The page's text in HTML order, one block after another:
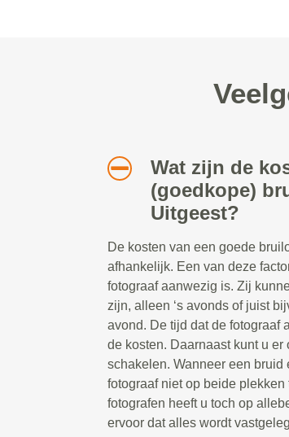
Wat zijn de
(goedkope)
Uitgeest?
De kosten van een goede
afhankelijk. Een van deze
fotograaf aanwezig is. Zij
zijn, alleen ‘s avonds of juist
avond. De tijd dat de fotograaf
de kosten. Daarnaast kunt u
schakelen. Wanneer een
fotograaf niet op beide
fotografen heeft u toch op
ervoor dat alles wordt